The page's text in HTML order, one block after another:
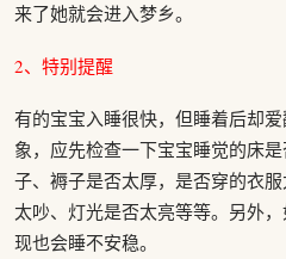
来了她就会进入梦乡。
2、特别提醒
有的宝宝入睡很快，但睡着后却
象，应先检查一下宝宝睡觉的床
子、褥子是否太厚，是否穿的衣
太吵、灯光是否太亮等等。另外
现也会睡不安稳。